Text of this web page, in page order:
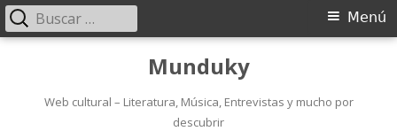
contenido
Munduky
Web cultural – Literatura, Música, Entrevistas y mucho por
descubrir
Menú
Menú
Buscar: